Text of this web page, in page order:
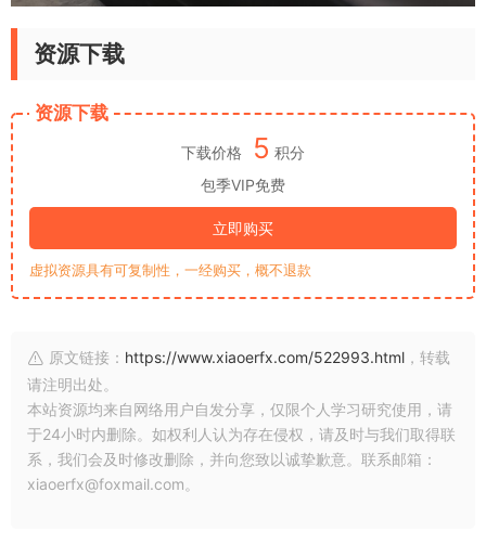
资源下载
资源下载
下载价格 5 积分
包季VIP免费
立即购买
虚拟资源具有可复制性，一经购买，概不退款
原文链接： https://www.xiaoerfx.com/522993.html ，转载
请注明出处。
本站资源均来自网络用户自发分享，仅限个人学习研究使用，请
于24小时内删除。如权利人认为存在侵权，请及时与我们取得联
系，我们会及时修改删除，并向您致以诚挚歉意。联系邮箱：
xiaoerfx@foxmail.com。